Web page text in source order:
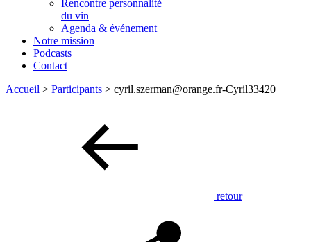
Rencontre personnalité
du vin
Agenda & événement
Notre mission
Podcasts
Contact
Accueil > Participants > cyril.szerman@orange.fr-Cyril33420
retour